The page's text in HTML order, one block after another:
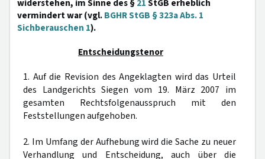
widerstehen, im Sinne des §21StGB erheblich
vermindert war (vgl.BGHR StGB § 323a Abs. 1
Sichberauschen 1).
Entscheidungstenor
1. Auf die Revision des Angeklagten wird das Urteil
des Landgerichts Siegen vom 19. März 2007 im
gesamten Rechtsfolgenausspruch mit den
Feststellungen aufgehoben.
2. Im Umfang der Aufhebung wird die Sache zu neuer
Verhandlung und Entscheidung, auch über die